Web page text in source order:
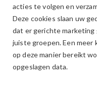
VILA
Ga
naar
einde
Ga
naar
begin
acties te volgen en
Deze cookies slaan uw
dat er gerichte marketing
juiste groepen. Een meer
op deze manier bereikt
opgeslagen data.